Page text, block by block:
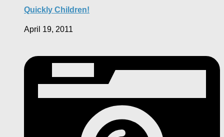
Quickly Children!
April 19, 2011